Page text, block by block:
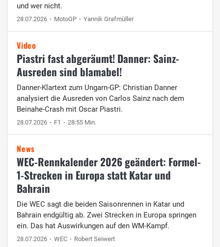
und wer nicht.
28.07.2026 MotoGP Yannik Grafmüller
Video
Piastri fast abgeräumt! Danner: Sainz-
Ausreden sind blamabel!
Danner-Klartext zum Ungarn-GP: Christian Danner
analysiert die Ausreden von Carlos Sainz nach dem
Beinahe-Crash mit Oscar Piastri.
28.07.2026 F1 28:55 Min.
News
WEC-Rennkalender 2026 geändert: Formel-
1-Strecken in Europa statt Katar und
Bahrain
Die WEC sagt die beiden Saisonrennen in Katar und
Bahrain endgültig ab. Zwei Strecken in Europa springen
ein. Das hat Auswirkungen auf den WM-Kampf.
28.07.2026 WEC Robert Seiwert